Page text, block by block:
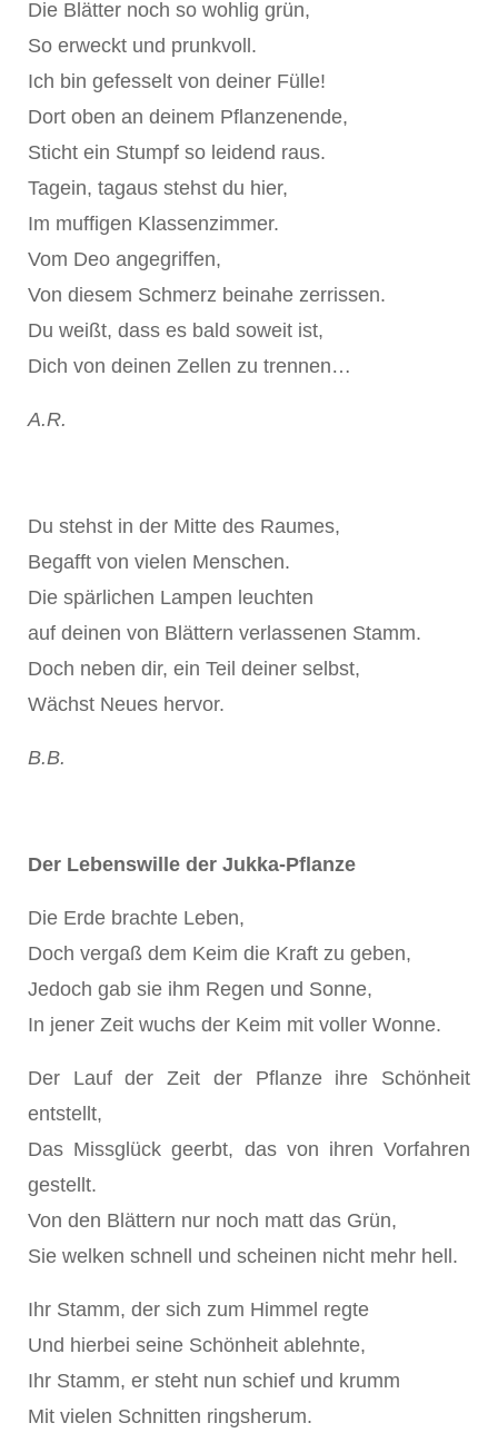
Die Blätter noch so wohlig grün,
So erweckt und prunkvoll.
Ich bin gefesselt von deiner Fülle!
Dort oben an deinem Pflanzenende,
Sticht ein Stumpf so leidend raus.
Tagein, tagaus stehst du hier,
Im muffigen Klassenzimmer.
Vom Deo angegriffen,
Von diesem Schmerz beinahe zerrissen.
Du weißt, dass es bald soweit ist,
Dich von deinen Zellen zu trennen…
A.R.
Du stehst in der Mitte des Raumes,
Begafft von vielen Menschen.
Die spärlichen Lampen leuchten
auf deinen von Blättern verlassenen Stamm.
Doch neben dir, ein Teil deiner selbst,
Wächst Neues hervor.
B.B.
Der Lebenswille der Jukka-Pflanze
Die Erde brachte Leben,
Doch vergaß dem Keim die Kraft zu geben,
Jedoch gab sie ihm Regen und Sonne,
In jener Zeit wuchs der Keim mit voller Wonne.
Der Lauf der Zeit der Pflanze ihre Schönheit
entstellt,
Das Missglück geerbt, das von ihren Vorfahren
gestellt.
Von den Blättern nur noch matt das Grün,
Sie welken schnell und scheinen nicht mehr hell.
Ihr Stamm, der sich zum Himmel regte
Und hierbei seine Schönheit ablehnte,
Ihr Stamm, er steht nun schief und krumm
Mit vielen Schnitten ringsherum.